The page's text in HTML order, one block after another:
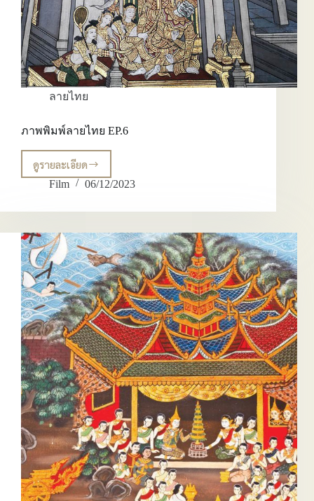
ลายไทย
ภาพพิมพ์ลายไทย EP.6
ดูรายละเอียด
ภาพ
พิมพ์
ไทย
Film 06/12/2023